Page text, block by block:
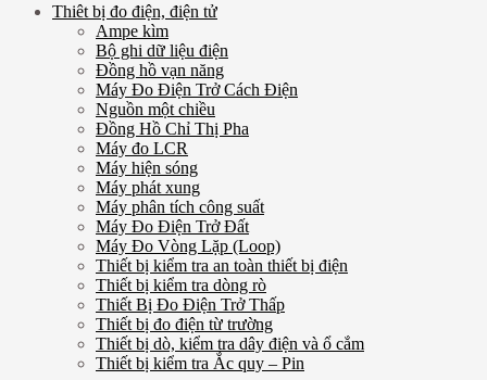
Thiêt bị đo điện, điện tử
Ampe kìm
Bộ ghi dữ liệu điện
Đồng hồ vạn năng
Máy Đo Điện Trở Cách Điện
Nguồn một chiều
Đồng Hồ Chỉ Thị Pha
Máy đo LCR
Máy hiện sóng
Máy phát xung
Máy phân tích công suất
Máy Đo Điện Trở Đất
Máy Đo Vòng Lặp (Loop)
Thiết bị kiểm tra an toàn thiết bị điện
Thiết bị kiểm tra dòng rò
Thiết Bị Đo Điện Trở Thấp
Thiết bị đo điện từ trường
Thiết bị dò, kiểm tra dây điện và ổ cắm
Thiết bị kiểm tra Ắc quy – Pin